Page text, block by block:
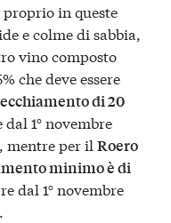
proprio in queste
e colme di sabbia,
vino composto
che deve essere
di 20
1° novembre
mentre per ilRoero
minimo è di
dal 1° novembre